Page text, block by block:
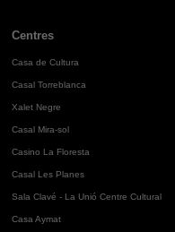
Centres
Casa de Cultura
Casal Torreblanca
Xalet Negre
Casal Mira-sol
Casino La Floresta
Casal Les Planes
Sala Clavé - La Unió Centre Cultural
Casa Aymat